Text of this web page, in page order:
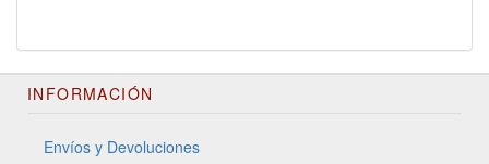
INFORMACIÓN
Envíos y Devoluciones